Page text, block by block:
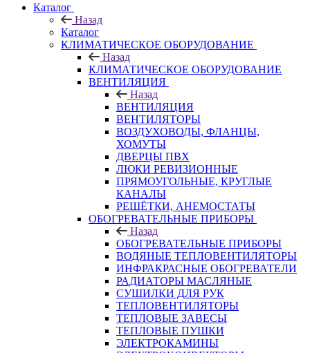
Каталог
Назад
Каталог
КЛИМАТИЧЕСКОЕ ОБОРУДОВАНИЕ
Назад
КЛИМАТИЧЕСКОЕ ОБОРУДОВАНИЕ
ВЕНТИЛЯЦИЯ
Назад
ВЕНТИЛЯЦИЯ
ВЕНТИЛЯТОРЫ
ВОЗДУХОВОДЫ, ФЛАНЦЫ,
ХОМУТЫ
ДВЕРЦЫ ПВХ
ЛЮКИ РЕВИЗИОННЫЕ
ПРЯМОУГОЛЬНЫЕ, КРУГЛЫЕ
КАНАЛЫ
РЕШЁТКИ, АНЕМОСТАТЫ
ОБОГРЕВАТЕЛЬНЫЕ ПРИБОРЫ
Назад
ОБОГРЕВАТЕЛЬНЫЕ ПРИБОРЫ
ВОДЯНЫЕ ТЕПЛОВЕНТИЛЯТОРЫ
ИНФРАКРАСНЫЕ ОБОГРЕВАТЕЛИ
РАДИАТОРЫ МАСЛЯНЫЕ
СУШИЛКИ ДЛЯ РУК
ТЕПЛОВЕНТИЛЯТОРЫ
ТЕПЛОВЫЕ ЗАВЕСЫ
ТЕПЛОВЫЕ ПУШКИ
ЭЛЕКТРОКАМИНЫ